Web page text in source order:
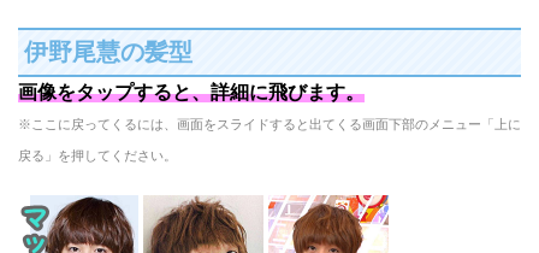
伊野尾慧の髪型
画像をタップすると、詳細に飛びます。
※ここに戻ってくるには、画面をスライドすると出てくる画面下部のメニュー「上に
戻る」を押してください。